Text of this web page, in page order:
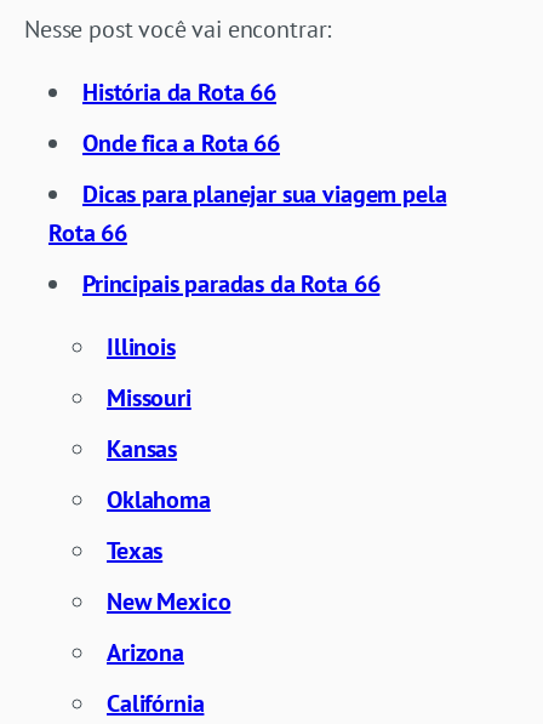
Nesse post você vai encontrar:
História da Rota 66
Onde fica a Rota 66
Dicas para planejar sua viagem pela
Rota 66
Principais paradas da Rota 66
Illinois
Missouri
Kansas
Oklahoma
Texas
New Mexico
Arizona
Califórnia